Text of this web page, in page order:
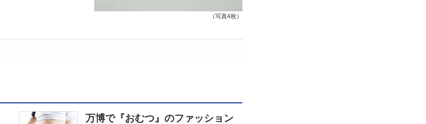
（写真4枚）
万博で『おむつ』のファッション